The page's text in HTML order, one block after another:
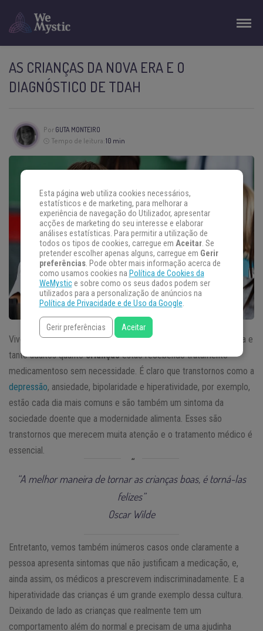
AS CRIANÇAS DA NOVA ERA E O
DIAGNÓSTICO DE TDAH
Por GUTA MONTEIRO
Tempo de leitura:10 min
Vivemos uma triste época onde a medicalização está banalizada e
tanto adultos quantocriançasestão recebendo tratamento
medicamentoso sem necessidade. É claro que transtornos como a
depressão, ansiedade, bipolaridade e hiperatividade, por exemplo,
estão cada dia mais comuns e são também um sintoma da
sociedade doente que a modernidade alimenta. Esses são
transtornos que merecem muita atenção e o tratamento médico é
essencial.
“A melhor maneira de tornar as crianças boas, é torná-las
felizes”
Oscar Wilde
Entretanto, vemos também inúmeros casos onde claramente a
pessoa apresenta sintomas que não justificam a medicação, e,
ainda assim, os médicos a prescrevem indiscriminadamente. E a
hiperatividade das crianças é um grande exemplo dessa cultura.
Deixando de lado as crianças que realmente tem um
comportamento além do normal e precisam de uma ajudinha
Esta página web utiliza cookies necessários,
estatísticos e de marketing, para melhorar a
experiência de navegação do Utilizador, apresentar
acções de marketing do seu interesse e elaborar
análises estatísticas. Para permitir a utilização de
todos os tipos de cookies, carregue em Aceitar. Se
pretender escolher apenas alguns, carregue em Gerir
preferências. Pode obter mais informação acerca de
como usamos cookies na Política de Cookies da
WeMystice sobre como os seus dados podem ser
utilizados para a personalização de anúncios na
Política de Privacidade e de Uso da Google.
Gerir preferências Aceitar